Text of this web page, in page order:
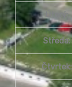
Úterý:
Středa:
Čtvrtek: